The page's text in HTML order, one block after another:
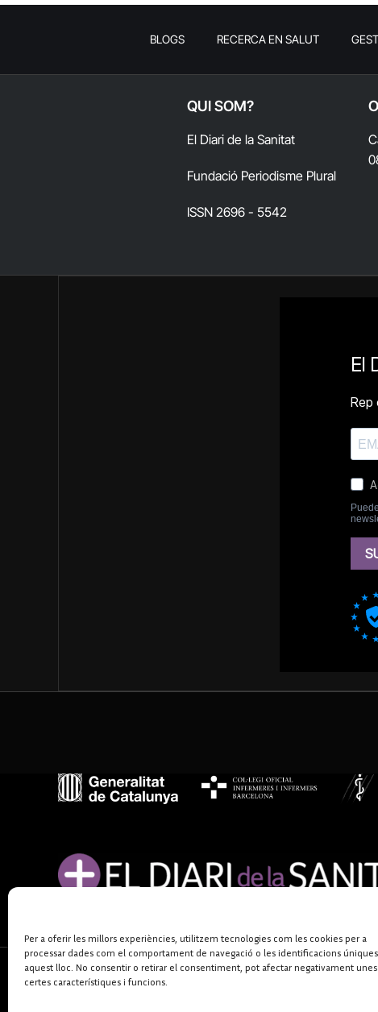
Per a oferir les millors experiències, utilitzem tecnologies com les cookies per a
processar dades com el comportament de navegació o les identificacions
aquest lloc. No consentir o retirar el consentiment, pot afectar negativament unes
certes característiques i funcions.
BLOGS RECERCA EN SALUT
QUI SOM?
El Diari de la Sanitat
Fundació Periodisme Plural
ISSN 2696 - 5542